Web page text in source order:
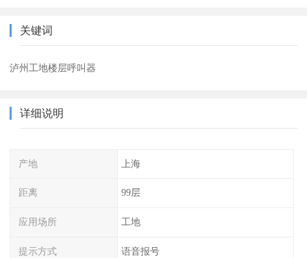
关键词
泸州工地楼层呼叫器
详细说明
产地 上海
距离 99层
应用场所 工地
提示方式 语音报号